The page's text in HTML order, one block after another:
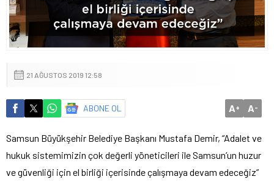
21 AĞUSTOS 2019 12:58
ABONE OL A+ A-
Samsun Büyükşehir Belediye Başkanı Mustafa Demir, “Adalet ve
hukuk sistemimizin çok değerli yöneticileri ile Samsun’un huzur
ve güvenliği için el birliği içerisinde çalışmaya devam edeceğiz”